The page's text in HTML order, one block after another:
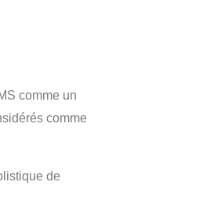
comme un
comme
de